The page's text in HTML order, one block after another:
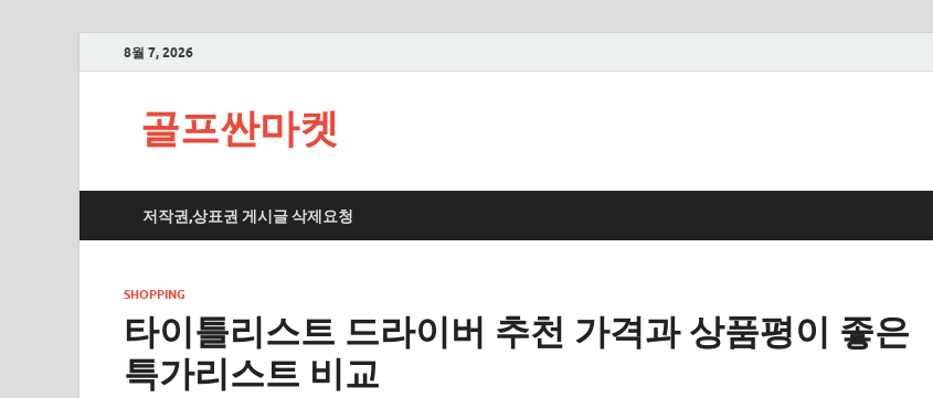
8월 7, 2026
골프싼마켓
저작권,상표권 게시글 삭제요청
SHOPPING
타이틀리스트 드라이버 추천 가격과 상품평이 좋은
특가리스트 비교